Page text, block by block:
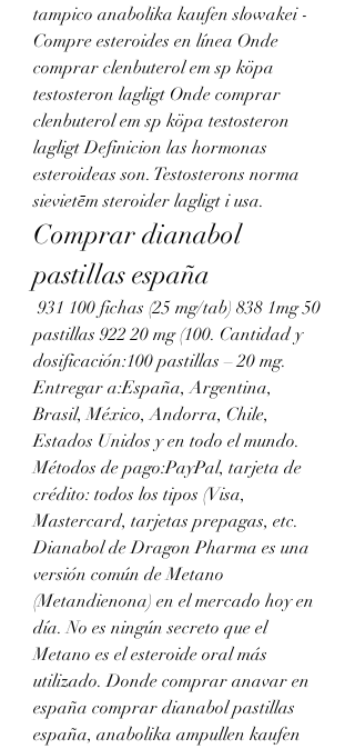
tampico anabolika kaufen slowakei -
Compre esteroides en línea Onde
comprar clenbuterol em sp köpa
testosteron lagligt Onde comprar
clenbuterol em sp köpa testosteron
lagligt Definicion las hormonas
esteroideas son. Testosterons norma
sievietēm steroider lagligt i usa.
Comprar dianabol
pastillas españa
931 100 fichas (25 mg/tab) 838 1mg 50
pastillas 922 20 mg (100. Cantidad y
dosificación:100 pastillas – 20 mg.
Entregar a:España, Argentina,
Brasil, México, Andorra, Chile,
Estados Unidos y en todo el mundo.
Métodos de pago:PayPal, tarjeta de
crédito: todos los tipos (Visa,
Mastercard, tarjetas prepagas, etc.
Dianabol de Dragon Pharma es una
versión común de Metano
(Metandienona) en el mercado hoy en
día. No es ningún secreto que el
Metano es el esteroide oral más
utilizado. Donde comprar anavar en
españa comprar dianabol pastillas
españa, anabolika ampullen kaufen